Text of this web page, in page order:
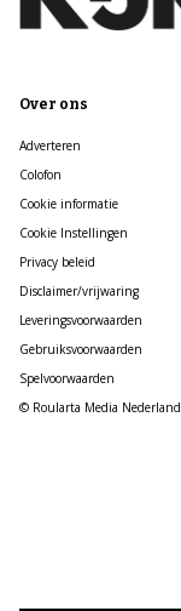
Over ons
Adverteren
Colofon
Cookie informatie
Cookie Instellingen
Privacy beleid
Disclaimer/vrijwaring
Leveringsvoorwaarden
Gebruiksvoorwaarden
Spelvoorwaarden
© Roularta Media Nederland